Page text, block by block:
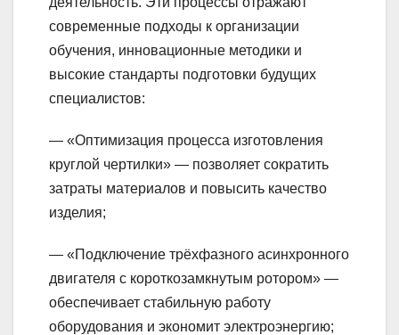
современные подходы к организации
обучения, инновационные методики и
высокие стандарты подготовки будущих
специалистов:
— «Оптимизация процесса изготовления
круглой чертилки» — позволяет сократить
затраты материалов и повысить качество
изделия;
— «Подключение трёхфазного асинхронного
двигателя с короткозамкнутым ротором» —
обеспечивает стабильную работу
оборудования и экономит электроэнергию;